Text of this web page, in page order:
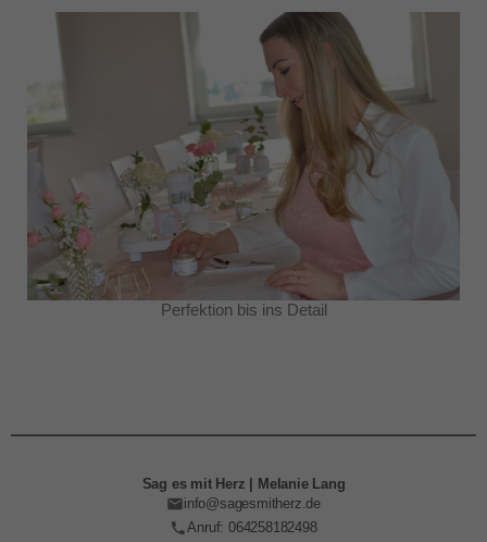
Perfektion bis ins Detail
Sag es mit Herz | Melanie Lang
info@sagesmitherz.de
Anruf: 064258182498